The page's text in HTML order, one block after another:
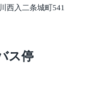
西入二条城町541
ス停